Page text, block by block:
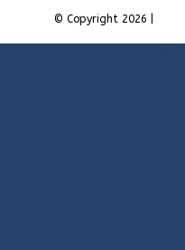
© Copyright 2026 |